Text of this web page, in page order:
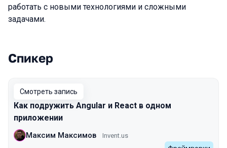
работать с новыми технологиями и сложными
задачами.
Выступления в сезоне 2022 Spring
Спикер
Смотреть запись
Как подружить Angular и React в одном
приложении
Максим Максимов Invent.us